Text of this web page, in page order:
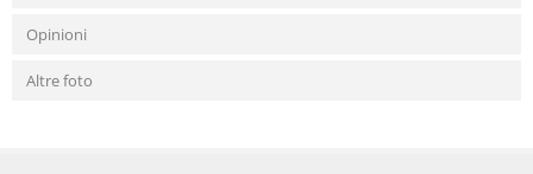
Opinioni
Altre foto